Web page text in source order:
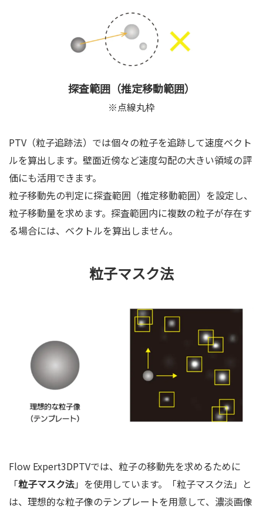
探査範囲（推定移動範囲）
※点線丸枠
PTV（粒子追跡法）では個々の粒子を追跡して速度ベクト
ルを算出します。壁面近傍など速度勾配の大きい領域の評
価にも活用できます。
粒子移動先の判定に探査範囲（推定移動範囲）を設定し、
粒子移動量を求めます。探査範囲内に複数の粒子が存在す
る場合には、ベクトルを算出しません。
粒子マスク法
Flow Expert3DPTVでは、粒子の移動先を求めるために
「粒子マスク法」を使用しています。「粒子マスク法」と
は、理想的な粒子像のテンプレートを用意して、濃淡画像